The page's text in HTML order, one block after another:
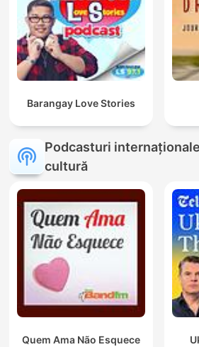
Barangay Love Stories
Podcasturi
cultură
Quem Ama Não Esquece